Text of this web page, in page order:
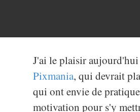
J'ai le plaisir aujourd'hui
Pixmania, qui devrait
qui ont envie de
motivation pour s'y